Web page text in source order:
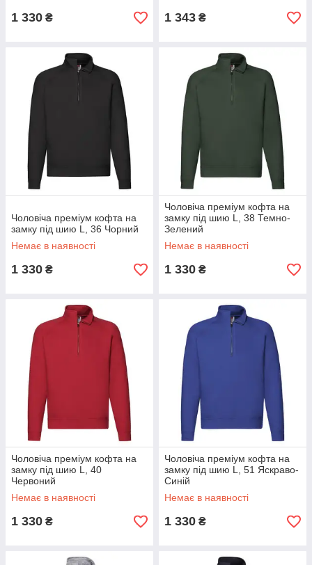
1 330 ₴ 1 343 ₴
Чоловіча преміум кофта на
замку під шию L, 36 Чорний
Немає в наявності
1 330 ₴
Чоловіча преміум кофта на
замку під шию L, 38 Темно-
Зелений
Немає в наявності
1 330 ₴
Чоловіча преміум кофта на
замку під шию L, 40
Червоний
Немає в наявності
1 330 ₴
Чоловіча преміум кофта на
замку під шию L, 51 Яскраво-
Синій
Немає в наявності
1 330 ₴